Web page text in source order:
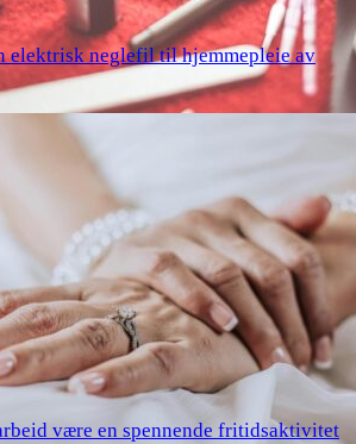
elektrisk neglefil til hjemmepleie av
være en spennende fritidsaktivitet